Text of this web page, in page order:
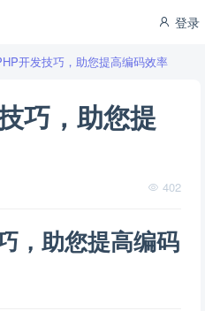
登录
开发技巧，助您提高编码效率
巧，助您提
402
，助您提高编码